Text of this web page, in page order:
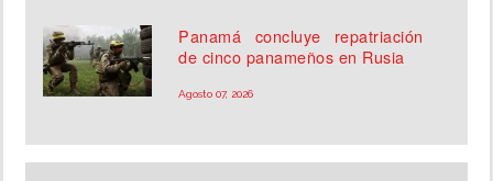
Panamá concluye repatriación
de cinco panameños en Rusia
Agosto 07, 2026